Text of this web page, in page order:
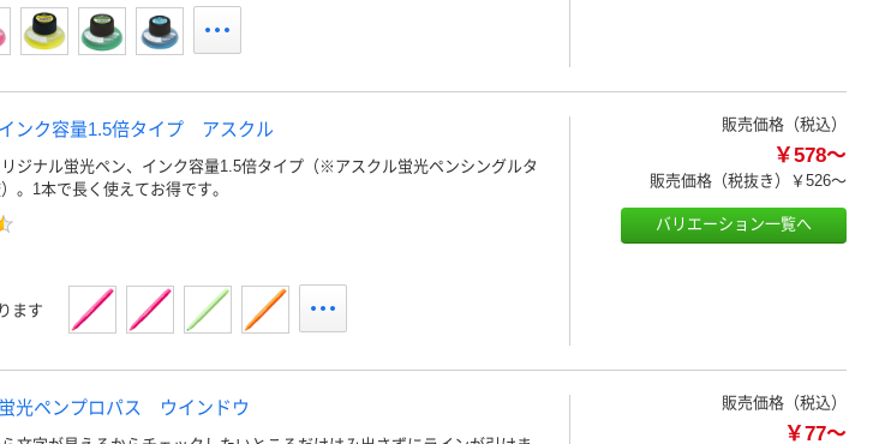
ンク容量1.5倍タイプ アスクル
ジナル蛍光ペン、インク容量1.5倍タイプ（※アスクル蛍光ペンシングルタ
。1本で長く使えてお得です。
ます
販売価格（税込）
￥578～
販売価格（税抜き） ￥526～
バリエーション一覧へ
光ペンプロパス ウインドウ 販売価格（税込）
￥77～